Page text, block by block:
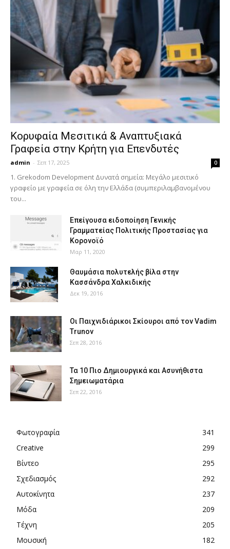
Κορυφαία Μεσιτικά & Αναπτυξιακά
Γραφεία στην Κρήτη για Επενδυτές
admin - Σεπ 17, 2025 0
1. Grekodom Development Δυνατά σημεία: Μεγάλο μεσιτικό
γραφείο με γραφεία σε όλη την Ελλάδα (συμπεριλαμβανομένου
του...
Επείγουσα ειδοποίηση Γενικής
Γραμματείας Πολιτικής Προστασίας για
Κορονοϊό
Μαρ 11, 2020
Θαυμάσια πολυτελής βίλα στην
Κασσάνδρα Χαλκιδικής
Δεκ 19, 2016
Οι Παιχνιδιάρικοι Σκίουροι από τον Vadim
Trunov
Σεπ 28, 2016
Τα 10 Πιο Δημιουργικά και Ασυνήθιστα
Σημειωματάρια
Σεπ 22, 2016
Φωτογραφία
341
Creative
299
Βίντεο
295
Σχεδιασμός
292
Αυτοκίνητα
237
Μόδα
209
Τέχνη
205
Μουσική
182